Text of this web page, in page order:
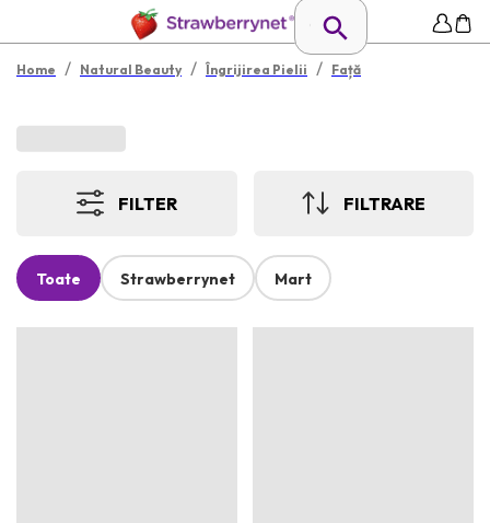
Home / Natural Beauty / Îngrijirea Pielii / Față
FILTER FILTRARE
Toate Strawberrynet Mart